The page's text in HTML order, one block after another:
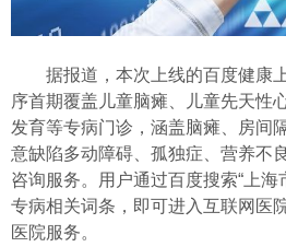
据报道，本次上线的百度健康
序首期覆盖儿童脑瘫、儿童先天性
发育等专病门诊，涵盖脑瘫、房间
意缺陷多动障碍、孤独症、营养不
咨询服务。用户通过百度搜索“上海
专病相关词条，即可进入互联网医
医院服务。